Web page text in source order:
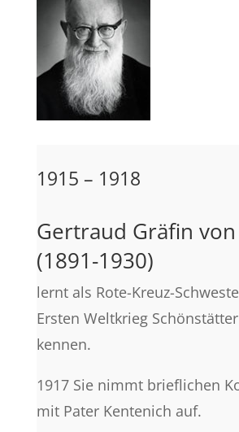
1915 – 1918
Gertraud Gräfin
(1891-1930)
lernt als Rote-Kreuz-
Ersten Weltkrieg
kennen.
1917 Sie nimmt brieflichen
mit Pater Kentenich auf.